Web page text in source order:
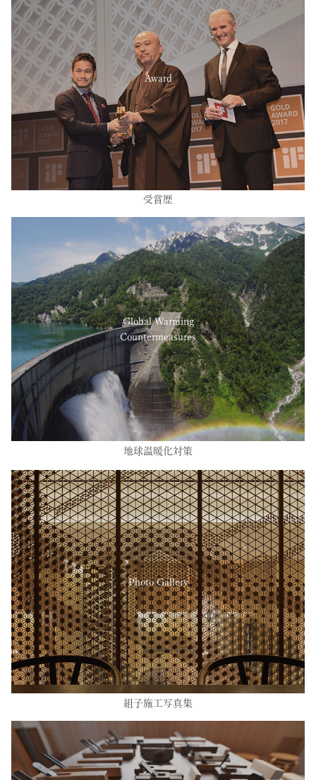
Award
受賞歴
Global Warming
Countermeasures
地球温暖化対策
Photo Gallery
組子施工写真集